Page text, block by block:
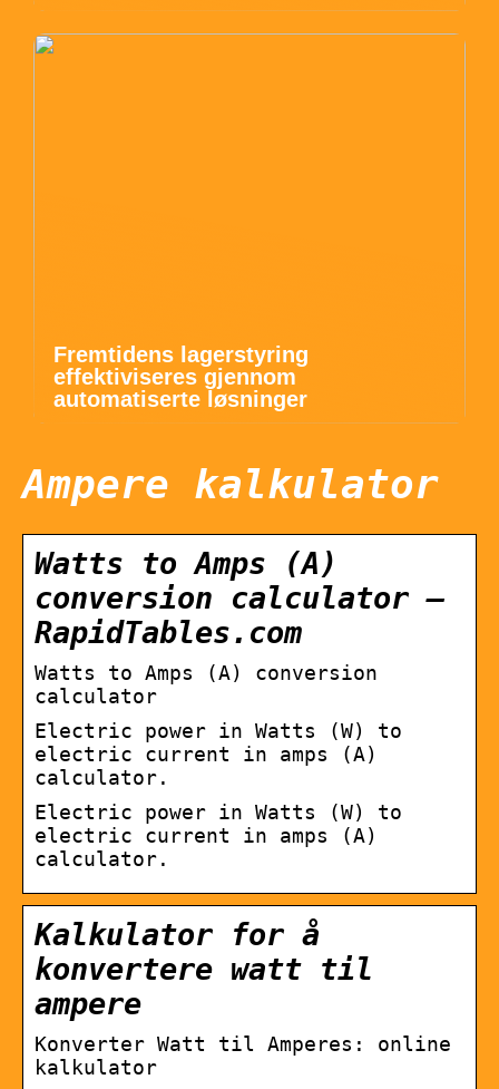
Fremtidens lagerstyring
effektiviseres gjennom
automatiserte løsninger
Ampere kalkulator
Watts to Amps (A)
conversion calculator –
RapidTables.com
Watts to Amps (A) conversion
calculator
Electric power in Watts (W) to
electric current in amps (A)
calculator.
Electric power in Watts (W) to
electric current in amps (A)
calculator.
Kalkulator for å
konvertere watt til
ampere
Konverter Watt til Amperes: online
kalkulator